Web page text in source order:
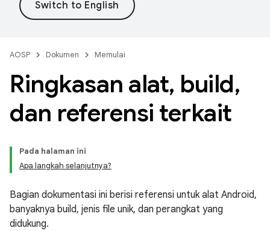
AOSP Dokumen Memulai
Ringkasan alat, build,
dan referensi terkait
Pada halaman ini
Apa langkah selanjutnya?
Bagian dokumentasi ini berisi referensi untuk alat Android,
banyaknya build, jenis file unik, dan perangkat yang
didukung.